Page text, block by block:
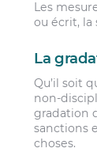
Les
ou écrit,
La
Qu’il soit
non-
gradation
sanctions
choses.